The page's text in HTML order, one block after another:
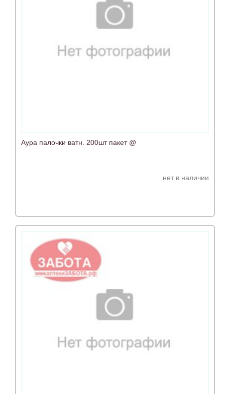
Аура палочки ватн. 200шт пакет @
нет в наличии